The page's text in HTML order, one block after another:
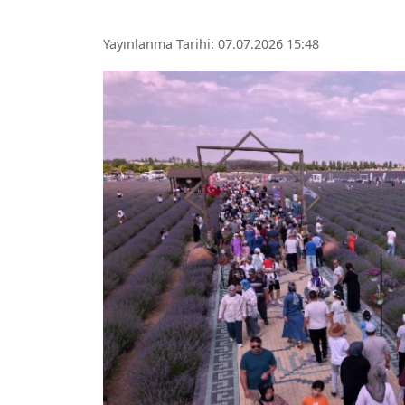
Yayınlanma Tarihi: 07.07.2026 15:48